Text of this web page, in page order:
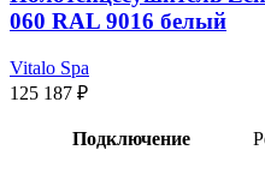
060 RAL 9016 белый
Vitalo Spa
125 187 ₽
Подключение